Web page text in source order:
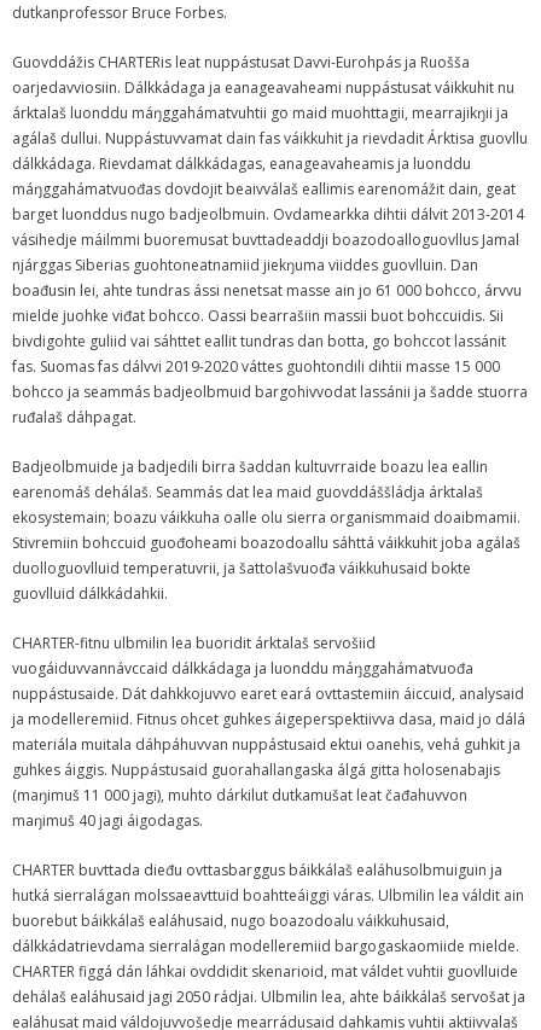
dutkanprofessor Bruce Forbes.
Guovddážis CHARTERis leat nuppástusat Davvi-Eurohpás ja Ruošša
oarjedavviosiin. Dálkkádaga ja eanageavaheami nuppástusat váikkuhit nu
árktalaš luonddu máŋggahámatvuhtii go maid muohttagii, mearrajikŋii ja
agálaš dullui. Nuppástuvvamat dain fas váikkuhit ja rievdadit Árktisa guovllu
dálkkádaga. Rievdamat dálkkádagas, eanageavaheamis ja luonddu
máŋggahámatvuođas dovdojit beaivválaš eallimis earenomážit dain, geat
barget luonddus nugo badjeolbmuin. Ovdamearkka dihtii dálvit 2013-2014
vásihedje máilmmi buoremusat buvttadeaddji boazodoalloguovllus Jamal
njárggas Siberias guohtoneatnamiid jiekŋuma viiddes guovlluin. Dan
boađusin lei, ahte tundras ássi nenetsat masse ain jo 61 000 bohcco, árvvu
mielde juohke viđat bohcco. Oassi bearrašiin massii buot bohccuidis. Sii
bivdigohte guliid vai sáhttet eallit tundras dan botta, go bohccot lassánit
fas. Suomas fas dálvvi 2019-2020 váttes guohtondili dihtii masse 15 000
bohcco ja seammás badjeolbmuid bargohivvodat lassánii ja šadde stuorra
ruđalaš dáhpagat.
Badjeolbmuide ja badjedili birra šaddan kultuvrraide boazu lea eallin
earenomáš dehálaš. Seammás dat lea maid guovddáššládja árktalaš
ekosystemain; boazu váikkuha oalle olu sierra organismmaid doaibmamii.
Stivremiin bohccuid guođoheami boazodoallu sáhttá váikkuhit joba agálaš
duolloguovlluid temperatuvrii, ja šattolašvuođa váikkuhusaid bokte
guovlluid dálkkádahkii.
CHARTER-fitnu ulbmilin lea buoridit árktalaš servošiid
vuogáiduvvannávccaid dálkkádaga ja luonddu máŋggahámatvuođa
nuppástusaide. Dát dahkkojuvvo earet eará ovttastemiin áiccuid, analysaid
ja modelleremiid. Fitnus ohcet guhkes áigeperspektiivva dasa, maid jo dálá
materiála muitala dáhpáhuvvan nuppástusaid ektui oanehis, vehá guhkit ja
guhkes áiggis. Nuppástusaid guorahallangaska álgá gitta holosenabajis
(maŋimuš 11 000 jagi), muhto dárkilut dutkamušat leat čađahuvvon
maŋimuš 40 jagi áigodagas.
CHARTER buvttada dieđu ovttasbarggus báikkálaš ealáhusolbmuiguin ja
hutká sierralágan molssaeavttuid boahtteáiggi váras. Ulbmilin lea váldit ain
buorebut báikkálaš ealáhusaid, nugo boazodoalu váikkuhusaid,
dálkkádatrievdama sierralágan modelleremiid bargogaskaomiide mielde.
CHARTER figgá dán láhkai ovddidit skenarioid, mat váldet vuhtii guovlluide
dehálaš ealáhusaid jagi 2050 rádjai. Ulbmilin lea, ahte báikkálaš servošat ja
ealáhusat maid váldojuvvošedje mearrádusaid dahkamis vuhtii aktiivvalaš